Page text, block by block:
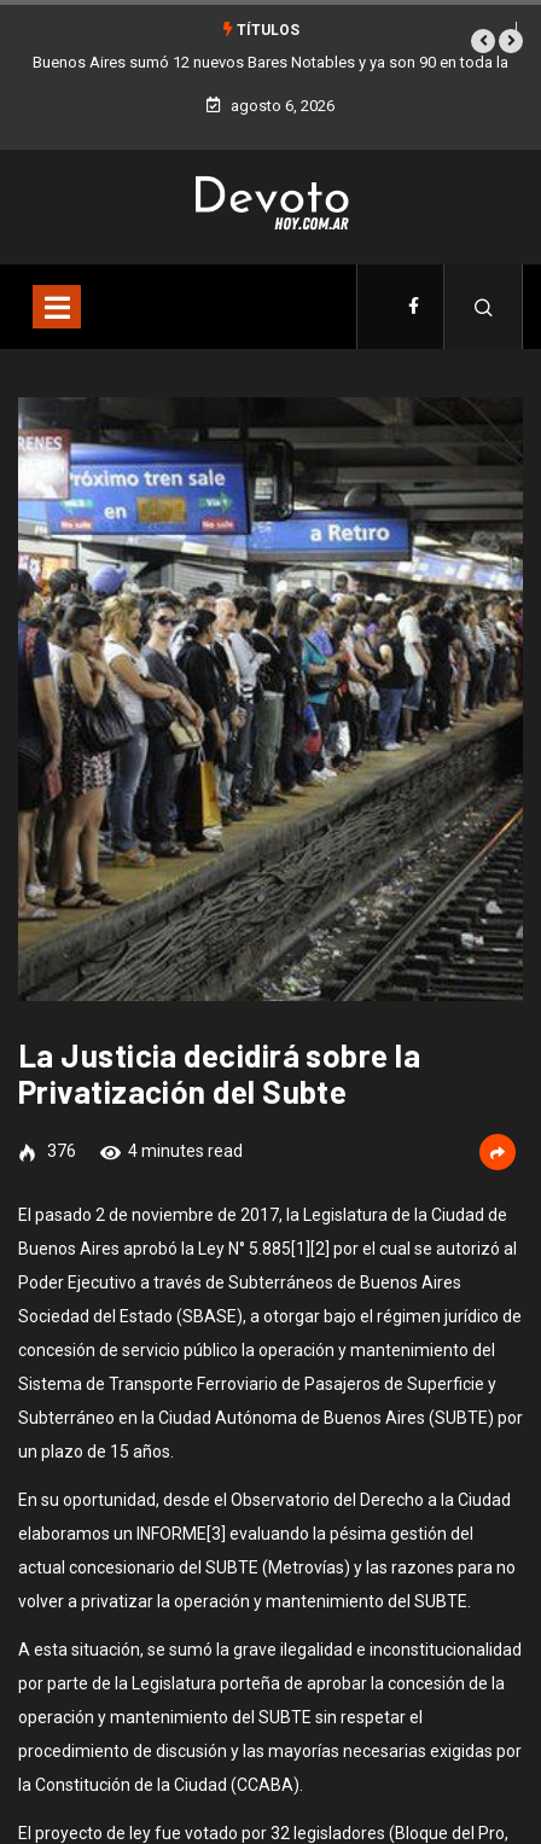
TÍTULOS
Los stands móviles de la Ciudad llegan esta semana a Villa Devoto
agosto 6, 2026
La Justicia decidirá sobre la
Privatización del Subte
376 4 minutes read
El pasado 2 de noviembre de 2017, la Legislatura de la Ciudad de
Buenos Aires aprobó la Ley N° 5.885[1][2] por el cual se autorizó al
Poder Ejecutivo a través de Subterráneos de Buenos Aires
Sociedad del Estado (SBASE), a otorgar bajo el régimen jurídico de
concesión de servicio público la operación y mantenimiento del
Sistema de Transporte Ferroviario de Pasajeros de Superficie y
Subterráneo en la Ciudad Autónoma de Buenos Aires (SUBTE) por
un plazo de 15 años.
En su oportunidad, desde el Observatorio del Derecho a la Ciudad
elaboramos un INFORME[3] evaluando la pésima gestión del
actual concesionario del SUBTE (Metrovías) y las razones para no
volver a privatizar la operación y mantenimiento del SUBTE.
A esta situación, se sumó la grave ilegalidad e inconstitucionalidad
por parte de la Legislatura porteña de aprobar la concesión de la
operación y mantenimiento del SUBTE sin respetar el
procedimiento de discusión y las mayorías necesarias exigidas por
la Constitución de la Ciudad (CCABA).
El proyecto de ley fue votado por 32 legisladores (Bloque del Pro,